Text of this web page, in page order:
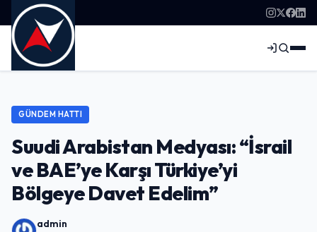
GÜNDEM HATTI
Suudi Arabistan Medyası: “İsrail
ve BAE’ye Karşı Türkiye’yi
Bölgeye Davet Edelim”
admin